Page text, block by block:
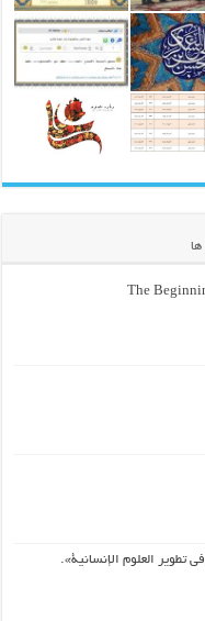
The
تطوير العلوم الإنسانية».